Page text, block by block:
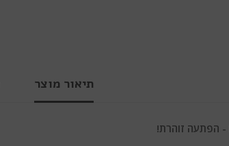
תיאור מוצר
- הפתעה זוהרת!